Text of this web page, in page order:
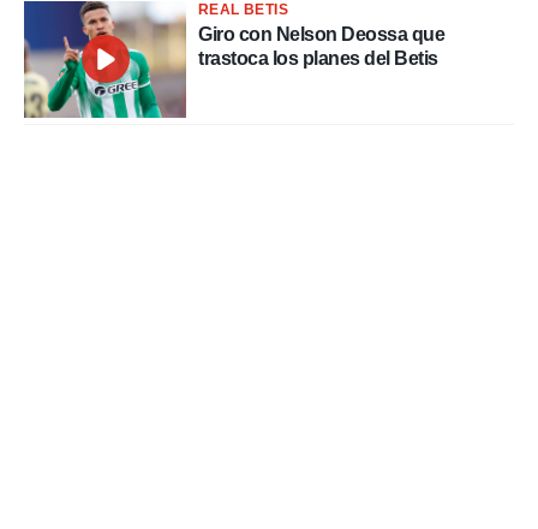
REAL BETIS
Giro con Nelson Deossa que
trastoca los planes del Betis